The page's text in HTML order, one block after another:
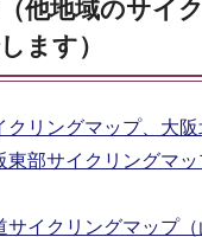
他地域のサイ
ます）
クリングマップ、大
東部サイクリングマ
イクリングマップ（